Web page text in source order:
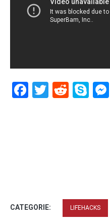
Facebook
Twitter
Reddit
CATEGORIE: LIFEHACKS